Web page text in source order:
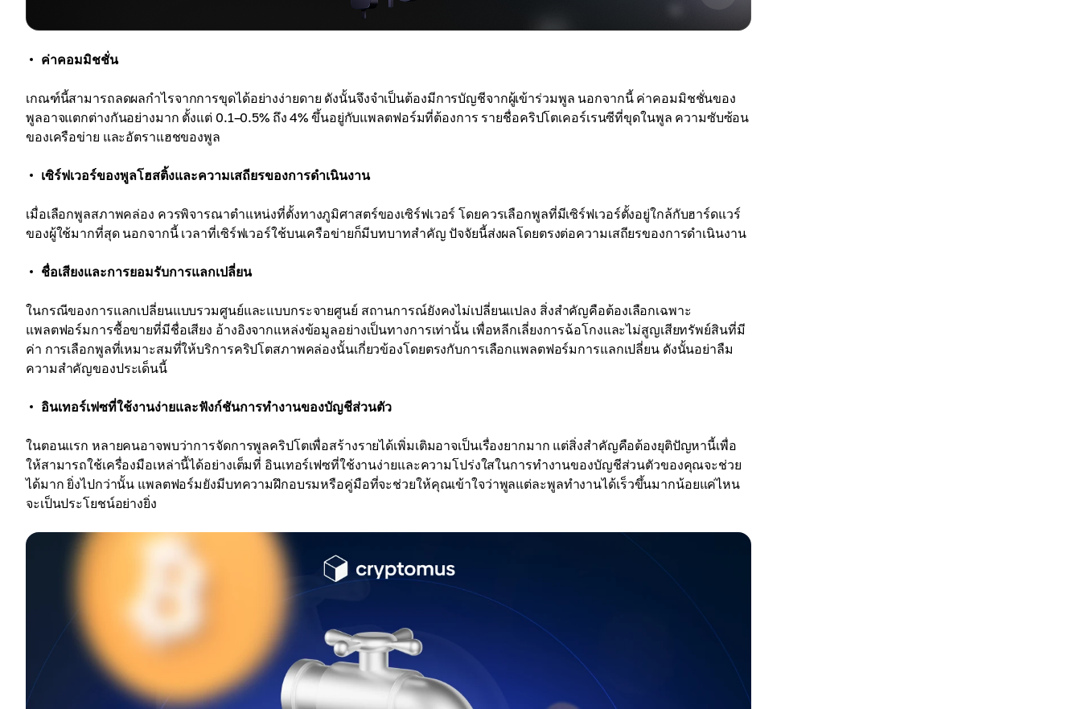
ค่าคอมมิชชั่น
เกณฑ์นี้สามารถลดผลกำไรจากการขุดได้อย่างง่ายดาย ดังนั้นจึงจำเป็นต้องมีการบัญชีจากผู้เข้าร่วมพูล นอกจากนี้ ค่าคอมมิชชั่นของ
พูลอาจแตกต่างกันอย่างมาก ตั้งแต่ 0.1–0.5% ถึง 4% ขึ้นอยู่กับแพลตฟอร์มที่ต้องการ รายชื่อคริปโตเคอร์เรนซีที่ขุดในพูล ความซับซ้อน
ของเครือข่าย และอัตราแฮชของพูล
เซิร์ฟเวอร์ของพูลโฮสติ้งและความเสถียรของการดำเนินงาน
เมื่อเลือกพูลสภาพคล่อง ควรพิจารณาตำแหน่งที่ตั้งทางภูมิศาสตร์ของเซิร์ฟเวอร์ โดยควรเลือกพูลที่มีเซิร์ฟเวอร์ตั้งอยู่ใกล้กับฮาร์ดแวร์
ของผู้ใช้มากที่สุด นอกจากนี้ เวลาที่เซิร์ฟเวอร์ใช้บนเครือข่ายก็มีบทบาทสำคัญ ปัจจัยนี้ส่งผลโดยตรงต่อความเสถียรของการดำเนินงาน
ชื่อเสียงและการยอมรับการแลกเปลี่ยน
ในกรณีของการแลกเปลี่ยนแบบรวมศูนย์และแบบกระจายศูนย์ สถานการณ์ยังคงไม่เปลี่ยนแปลง สิ่งสำคัญคือต้องเลือกเฉพาะ
แพลตฟอร์มการซื้อขายที่มีชื่อเสียง อ้างอิงจากแหล่งข้อมูลอย่างเป็นทางการเท่านั้น เพื่อหลีกเลี่ยงการฉ้อโกงและไม่สูญเสียทรัพย์สินที่มี
ค่า การเลือกพูลที่เหมาะสมที่ให้บริการคริปโตสภาพคล่องนั้นเกี่ยวข้องโดยตรงกับการเลือกแพลตฟอร์มการแลกเปลี่ยน ดังนั้นอย่าลืม
ความสำคัญของประเด็นนี้
อินเทอร์เฟซที่ใช้งานง่ายและฟังก์ชันการทำงานของบัญชีส่วนตัว
ในตอนแรก หลายคนอาจพบว่าการจัดการพูลคริปโตเพื่อสร้างรายได้เพิ่มเติมอาจเป็นเรื่องยากมาก แต่สิ่งสำคัญคือต้องยุติปัญหานี้เพื่อ
ให้สามารถใช้เครื่องมือเหล่านี้ได้อย่างเต็มที่ อินเทอร์เฟซที่ใช้งานง่ายและความโปร่งใสในการทำงานของบัญชีส่วนตัวของคุณจะช่วย
ได้มาก ยิ่งไปกว่านั้น แพลตฟอร์มยังมีบทความฝึกอบรมหรือคู่มือที่จะช่วยให้คุณเข้าใจว่าพูลแต่ละพูลทำงานได้เร็วขึ้นมากน้อยแค่ไหน
จะเป็นประโยชน์อย่างยิ่ง